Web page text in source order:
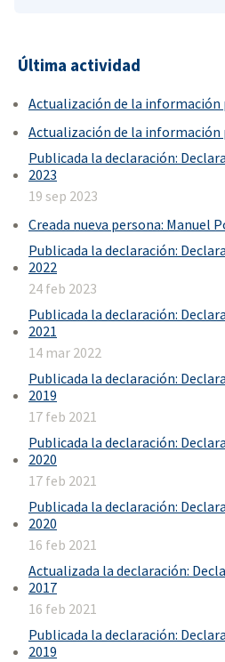
Última actividad
Actualización de la información
Actualización de la información
Publicada la declaración:
2023
19 sep 2023
Creada nueva persona: Manuel
Publicada la declaración:
2022
24 feb 2023
Publicada la declaración:
2021
14 mar 2022
Publicada la declaración:
2019
17 feb 2021
Publicada la declaración:
2020
17 feb 2021
Publicada la declaración:
2020
16 feb 2021
Actualizada la declaración:
2017
16 feb 2021
Publicada la declaración:
2019